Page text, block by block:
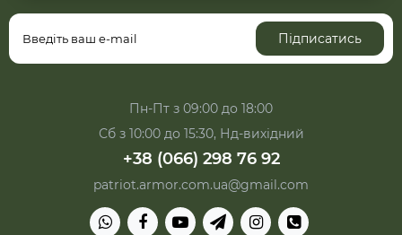
Підписатись
Пн-Пт з 09:00 до 18:00
Сб з 10:00 до 15:30, Нд-вихідний
+38 (066) 298 76 92
patriot.armor.com.ua@gmail.com